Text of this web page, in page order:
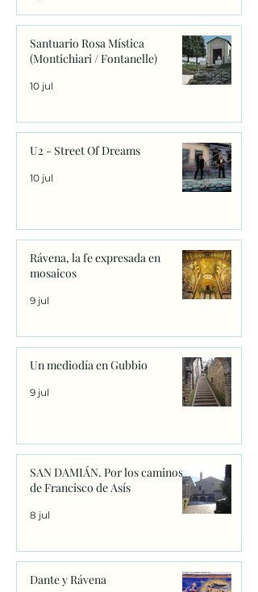
Santuario Rosa Mística
(Montichiari / Fontanelle)
10 jul
U2 - Street Of Dreams
10 jul
Rávena, la fe expresada en
mosaicos
9 jul
Un mediodía en Gubbio
9 jul
SAN DAMIÁN. Por los caminos
de Francisco de Asís
8 jul
Dante y Rávena